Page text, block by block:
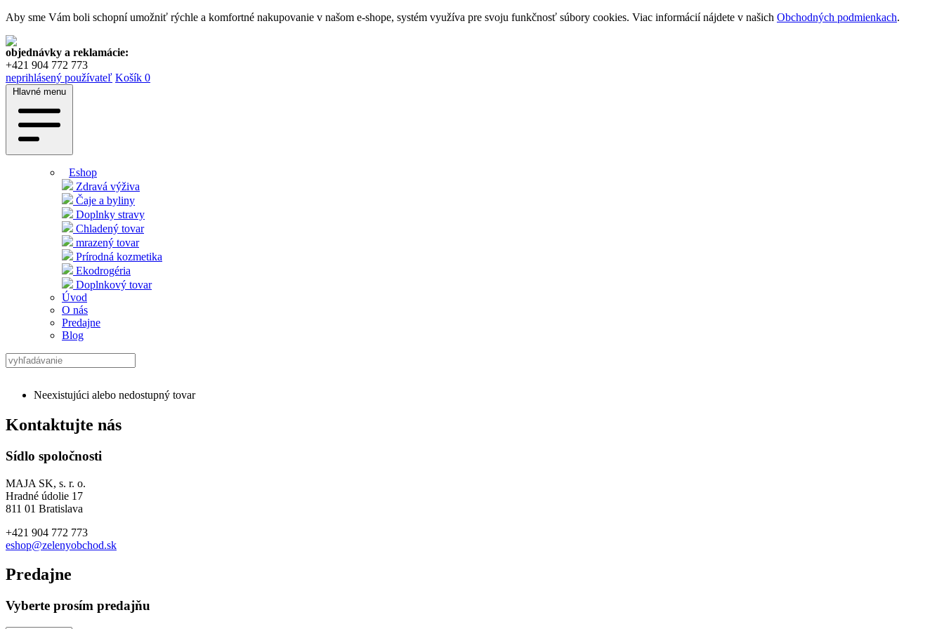
Aby sme Vám boli schopní umožniť rýchle a komfortné nakupovanie v našom e-shope, systém využíva pre svoju funkčnosť súbory cookies. Viac informácií nájdete v našich Obchodných podmienkach.
objednávky a reklamácie:
+421 904 772 773
neprihlásený používateľ Košík 0
Hlavné menu
Eshop
Zdravá výživa
Čaje a byliny
Doplnky stravy
Chladený tovar
mrazený tovar
Prírodná kozmetika
Ekodrogéria
Doplnkový tovar
Úvod
O nás
Predajne
Blog
Neexistujúci alebo nedostupný tovar
Kontaktujte nás
Sídlo spoločnosti
MAJA SK, s. r. o.
Hradné údolie 17
811 01 Bratislava
+421 904 772 773
eshop@zelenyobchod.sk
Predajne
Vyberte prosím predajňu